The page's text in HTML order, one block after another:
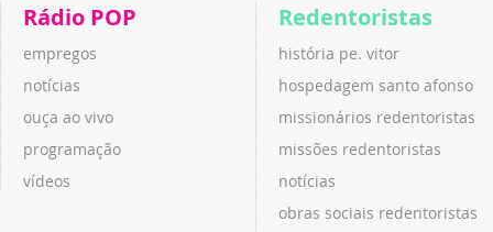
Rádio POP
empregos
notícias
ouça ao vivo
programação
vídeos
Redentoristas
história pe. vitor
hospedagem santo afonso
missionários redentoristas
missões redentoristas
notícias
obras sociais redentoristas